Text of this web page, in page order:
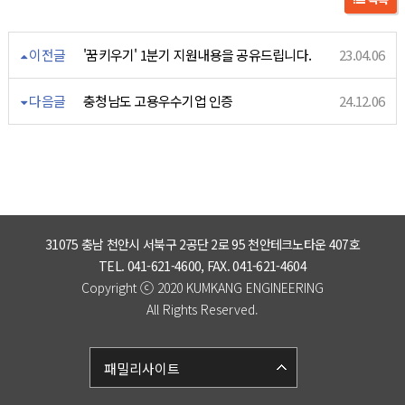
이전글 '꿈키우기' 1분기 지원내용을 공유드립니다. 23.04.06
다음글 충청남도 고용우수기업 인증 24.12.06
31075 충남 천안시 서북구 2공단 2로 95 천안테크노타운 407호
TEL. 041-621-4600, FAX. 041-621-4604
Copyrightⓒ 2020 KUMKANG ENGINEERING
All Rights Reserved.
패밀리사이트